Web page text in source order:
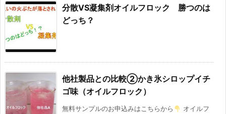
分散VS凝集剤オイルフロック 勝つのは
どっち？
他社製品との比較②かき氷シロップイチ
ゴ味（オイルフロック）
無料サンプルのお申込みはこちらから
オイルフ